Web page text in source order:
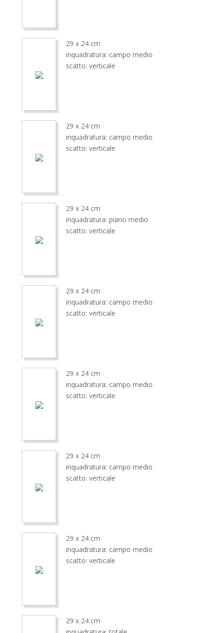
29 x 24 cm
inquadratura: campo medio
scatto: verticale
29 x 24 cm
inquadratura: campo medio
scatto: verticale
29 x 24 cm
inquadratura: piano medio
scatto: verticale
29 x 24 cm
inquadratura: campo medio
scatto: verticale
29 x 24 cm
inquadratura: campo medio
scatto: verticale
29 x 24 cm
inquadratura: campo medio
scatto: verticale
29 x 24 cm
inquadratura: campo medio
scatto: verticale
29 x 24 cm